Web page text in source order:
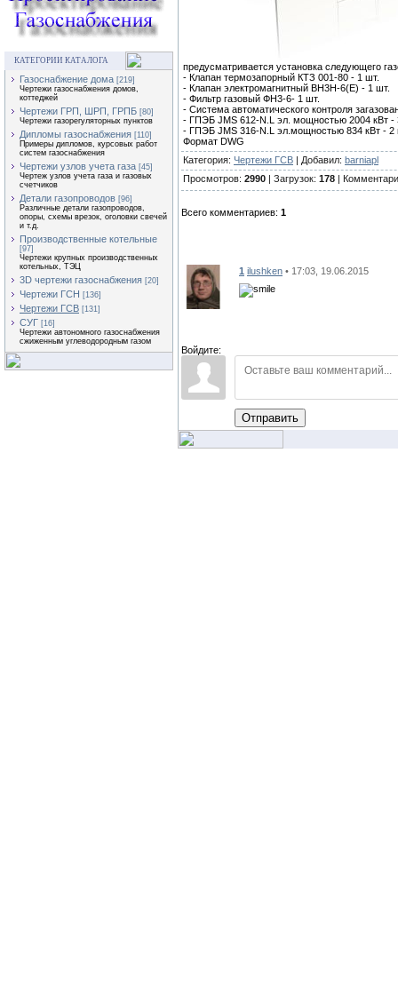
КАТЕГОРИИ КАТАЛОГА
Газоснабжение дома [219]
Чертежи газоснабжения домов,
коттеджей
Чертежи ГРП, ШРП, ГРПБ [80]
Чертежи газорегуляторных пунктов
Дипломы газоснабжения [110]
Примеры дипломов, курсовых работ
систем газоснабжения
Чертежи узлов учета газа [45]
Чертеж узлов учета газа и газовых
счетчиков
Детали газопроводов [96]
Различные детали газопроводов,
опоры, схемы врезок, оголовки свечей
и т.д.
Производственные котельные
[97]
Чертежи крупных производственных
котельных, ТЭЦ
3D чертежи газоснабжения [20]
Чертежи ГСН [136]
Чертежи ГСВ [131]
СУГ [16]
Чертежи автономного газоснабжения
сжиженным углеводородным газом
предусматривается установка следующего
- Клапан термозапорный КТЗ 001-80 - 1 шт.
- Клапан электромагнитный ВН3Н-6(Е) - 1 шт.
- Фильтр газовый ФН3-6- 1 шт.
- Система автоматического контроля
- ГПЭБ JMS 612-N.L эл. мощностью 2004 кВт -
- ГПЭБ JMS 316-N.L эл.мощностью 834 кВт - 2
Формат DWG
Категория: Чертежи ГСВ | Добавил: barniapl
Просмотров: 2990 | Загрузок: 178 |
Всего комментариев: 1
1 ilushken • 17:03, 19.06.2015
Войдите:
Отправить